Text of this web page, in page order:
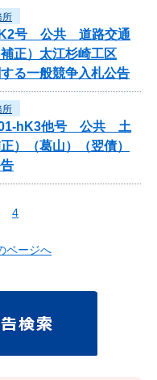
所
K2号 公共 道路交通
正）太江杉崎工区
る一般競争入札公告
所
01-hK3他号 公共 土
）（葛山）（翌債）
4
ページへ